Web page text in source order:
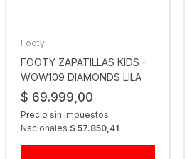
Footy
FOOTY ZAPATILLAS KIDS -
WOW109 DIAMONDS LILA
$ 69.999,00
Precio sin Impuestos
Nacionales $ 57.850,41